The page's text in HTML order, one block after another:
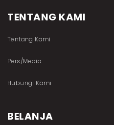
TENTANG KAMI
Tentang Kami
Pers/Media
Hubungi Kami
BELANJA